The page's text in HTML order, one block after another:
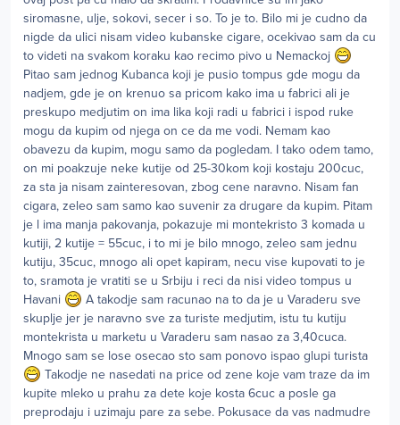
siromasne, ulje, sokovi, secer i so. To je to. Bilo mi je cudno da
nigde da ulici nisam video kubanske cigare, ocekivao sam da cu
to videti na svakom koraku kao recimo pivo u Nemackoj
Pitao sam jednog Kubanca koji je pusio tompus gde mogu da
nadjem, gde je on krenuo sa pricom kako ima u fabrici ali je
preskupo medjutim on ima lika koji radi u fabrici i ispod ruke
mogu da kupim od njega on ce da me vodi. Nemam kao
obavezu da kupim, mogu samo da pogledam. I tako odem tamo,
on mi poakzuje neke kutije od 25-30kom koji kostaju 200cuc,
za sta ja nisam zainteresovan, zbog cene naravno. Nisam fan
cigara, zeleo sam samo kao suvenir za drugare da kupim. Pitam
je l ima manja pakovanja, pokazuje mi montekristo 3 komada u
kutiji, 2 kutije = 55cuc, i to mi je bilo mnogo, zeleo sam jednu
kutiju, 35cuc, mnogo ali opet kapiram, necu vise kupovati to je
to, sramota je vratiti se u Srbiju i reci da nisi video tompus u
Havani
A takodje sam racunao na to da je u Varaderu sve
skuplje jer je naravno sve za turiste medjutim, istu tu kutiju
montekrista u marketu u Varaderu sam nasao za 3,40cuca.
Mnogo sam se lose osecao sto sam ponovo ispao glupi turista
Takodje ne nasedati na price od zene koje vam traze da im
kupite mleko u prahu za dete koje kosta 6cuc a posle ga
preprodaju i uzimaju pare za sebe. Pokusace da vas nadmudre